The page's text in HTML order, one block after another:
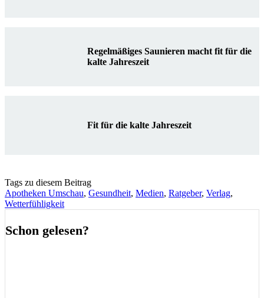
Regelmäßiges Saunieren macht fit für die
kalte Jahreszeit
Fit für die kalte Jahreszeit
Tags zu diesem Beitrag
Apotheken Umschau, Gesundheit, Medien, Ratgeber, Verlag,
Wetterfühligkeit
Schon gelesen?